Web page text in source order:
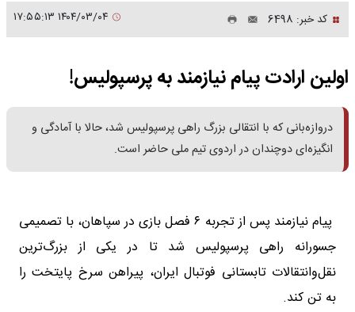
کد خبر: 6498
اولین ارادت پیام نیازمند به پرسپولیس!
دروازه‌بانی که با انتقالی بزرگ راهی پرسپولیس شد، حالا با آمادگی و
انگیزه‌ای دوچندان در اردوی تیم ملی حاضر است.
پیام نیازمند پس از تجربه ۶ فصل بازی در سپاهان، با تصمیمی
جسورانه راهی پرسپولیس شد تا در یکی از بزرگ‌ترین
نقل‌وانتقالات تابستانی فوتبال ایران، پیراهن سرخ پایتخت را
به تن کند.